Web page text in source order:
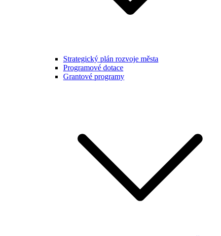
Strategický plán rozvoje města
Programové dotace
Grantové programy